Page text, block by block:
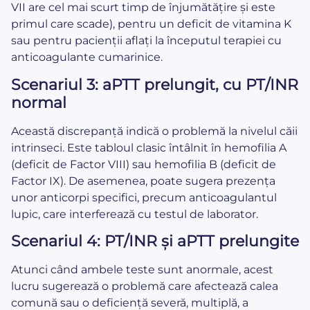
VII are cel mai scurt timp de înjumătățire și este
primul care scade), pentru un deficit de vitamina K
sau pentru pacienții aflați la începutul terapiei cu
anticoagulante cumarinice.
Scenariul 3: aPTT prelungit, cu PT/INR
normal
Această discrepanță indică o problemă la nivelul căii
intrinseci. Este tabloul clasic întâlnit în hemofilia A
(deficit de Factor VIII) sau hemofilia B (deficit de
Factor IX). De asemenea, poate sugera prezența
unor anticorpi specifici, precum anticoagulantul
lupic, care interferează cu testul de laborator.
Scenariul 4: PT/INR și aPTT prelungite
Atunci când ambele teste sunt anormale, acest
lucru sugerează o problemă care afectează calea
comună sau o deficiență severă, multiplă, a